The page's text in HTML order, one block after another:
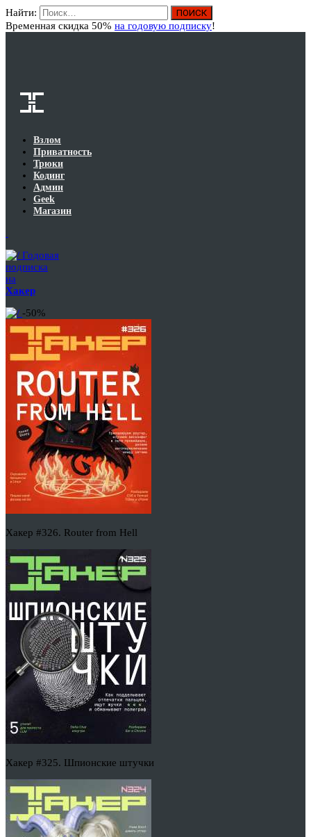
Найти:
Временная скидка 50% на годовую подписку!
Взлом
Приватность
Трюки
Кодинг
Админ
Geek
Магазин
Годовая
подписка
на
Хакер
-50%
Хакер #326. Router from Hell
Хакер #325. Шпионские штучки